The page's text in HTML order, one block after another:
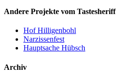
Andere Projekte vom Tastesheriff
Hof Hilligenbohl
Narzissenfest
Hauptsache Hübsch
Archiv